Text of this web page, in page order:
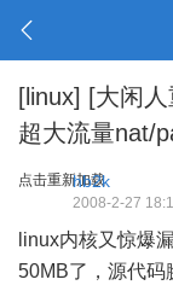
[linux] [大闲
超大流量nat/
点击重新加载
hb2k
2008-2-27
linux内核又惊爆
50MB了，源代码